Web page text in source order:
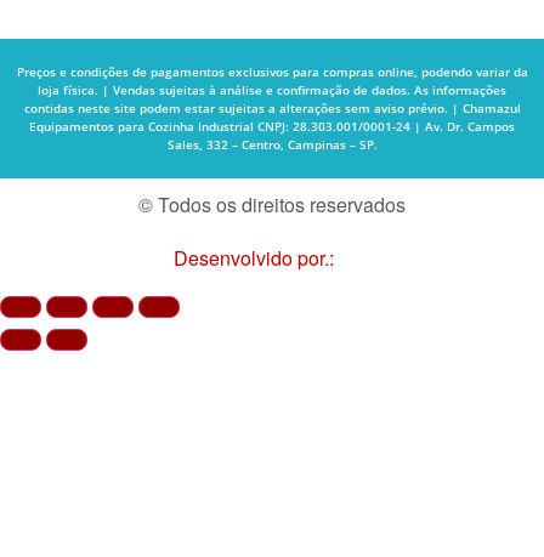
Preços e condições de pagamentos exclusivos para compras online, podendo variar da
loja física. | Vendas sujeitas à análise e confirmação de dados. As informações
contidas neste site podem estar sujeitas a alterações sem aviso prévio. | Chamazul
Equipamentos para Cozinha Industrial CNPJ: 28.303.001/0001-24 | Av. Dr. Campos
Sales, 332 – Centro, Campinas – SP.
© Todos os direitos reservados
Desenvolvido por.: